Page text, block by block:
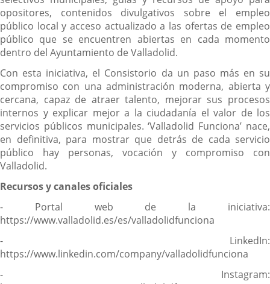
opositores, contenidos divulgativos sobre el empleo
público local y acceso actualizado a las ofertas de empleo
público que se encuentren abiertas en cada momento
dentro del Ayuntamiento de Valladolid.
Con esta iniciativa, el Consistorio da un paso más en su
compromiso con una administración moderna, abierta y
cercana, capaz de atraer talento, mejorar sus procesos
internos y explicar mejor a la ciudadanía el valor de los
servicios públicos municipales. ‘Valladolid Funciona’ nace,
en definitiva, para mostrar que detrás de cada servicio
público hay personas, vocación y compromiso con
Valladolid.
Recursos y canales oficiales
- Portal web de la iniciativa:
https://www.valladolid.es/es/valladolidfunciona
- LinkedIn:
https://www.linkedin.com/company/valladolidfunciona
- Instagram: